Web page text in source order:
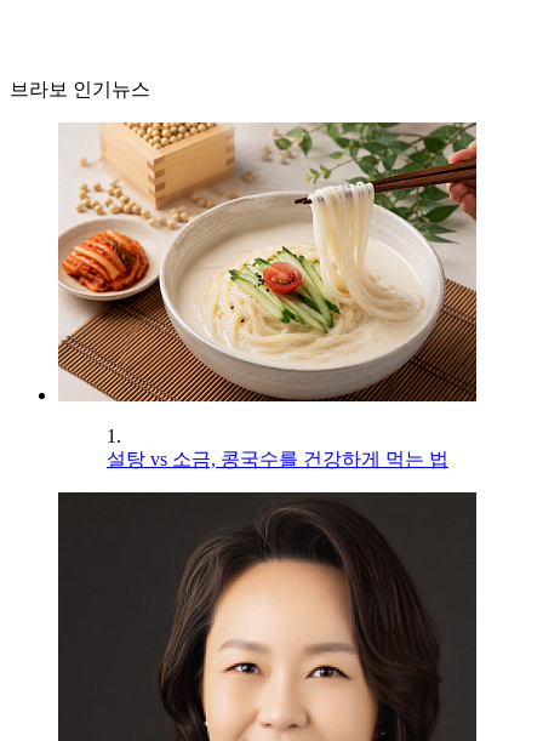
브라보 인기뉴스
1.
설탕 vs 소금, 콩국수를 건강하게 먹는 법